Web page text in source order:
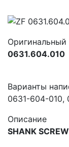
Оригинальный
0631.604.010
Варианты
0631-604-010,
Описание
SHANK SCREW